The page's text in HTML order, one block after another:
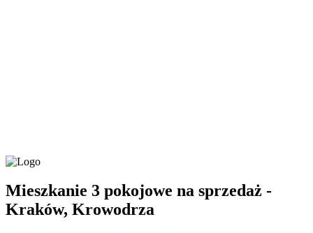
Mieszkanie 3 pokojowe na sprzedaż -
Kraków, Krowodrza